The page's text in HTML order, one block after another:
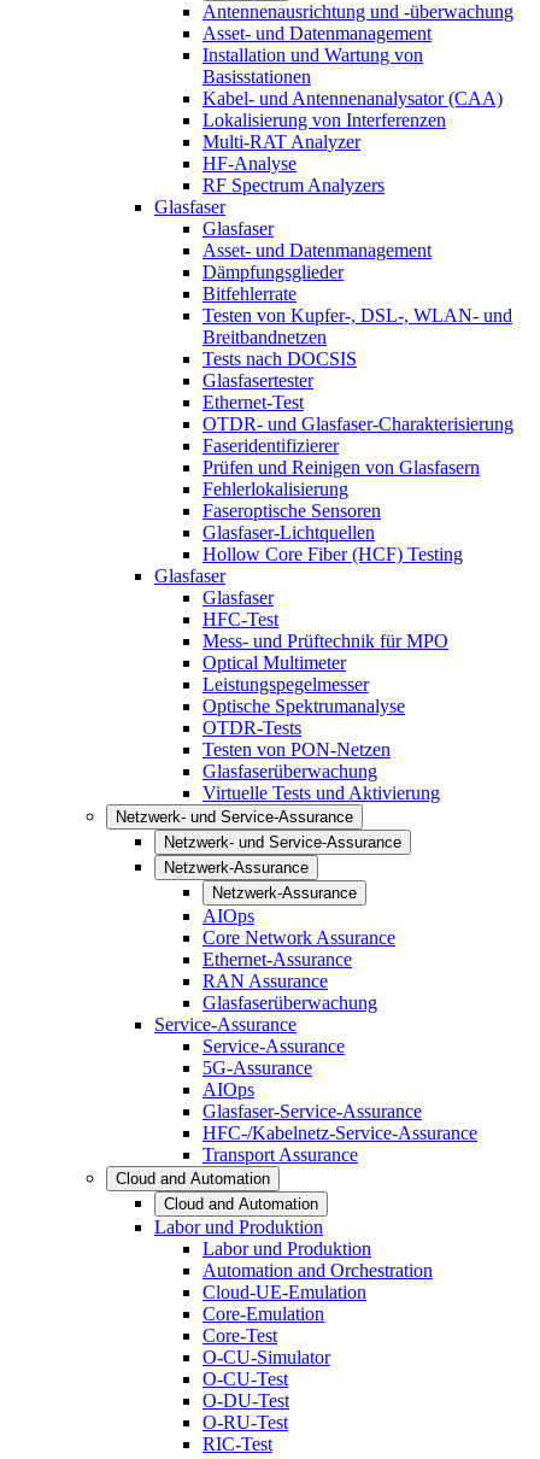
Antennenausrichtung und -überwachung
Asset- und Datenmanagement
Installation und Wartung von
Basisstationen
Kabel- und Antennenanalysator (CAA)
Lokalisierung von Interferenzen
Multi-RAT Analyzer
HF-Analyse
RF Spectrum Analyzers
Glasfaser
Glasfaser
Asset- und Datenmanagement
Dämpfungsglieder
Bitfehlerrate
Testen von Kupfer-, DSL-, WLAN- und
Breitbandnetzen
Tests nach DOCSIS
Glasfasertester
Ethernet-Test
OTDR- und Glasfaser-Charakterisierung
Faseridentifizierer
Prüfen und Reinigen von Glasfasern
Fehlerlokalisierung
Faseroptische Sensoren
Glasfaser-Lichtquellen
Hollow Core Fiber (HCF) Testing
Glasfaser
Glasfaser
HFC-Test
Mess- und Prüftechnik für MPO
Optical Multimeter
Leistungspegelmesser
Optische Spektrumanalyse
OTDR-Tests
Testen von PON-Netzen
Glasfaserüberwachung
Virtuelle Tests und Aktivierung
Netzwerk- und Service-Assurance
Netzwerk- und Service-Assurance
Netzwerk-Assurance
Netzwerk-Assurance
AIOps
Core Network Assurance
Ethernet-Assurance
RAN Assurance
Glasfaserüberwachung
Service-Assurance
Service-Assurance
5G-Assurance
AIOps
Glasfaser-Service-Assurance
HFC-/Kabelnetz-Service-Assurance
Transport Assurance
Cloud and Automation
Cloud and Automation
Labor und Produktion
Labor und Produktion
Automation and Orchestration
Cloud-UE-Emulation
Core-Emulation
Core-Test
O-CU-Simulator
O-CU-Test
O-DU-Test
O-RU-Test
RIC-Test